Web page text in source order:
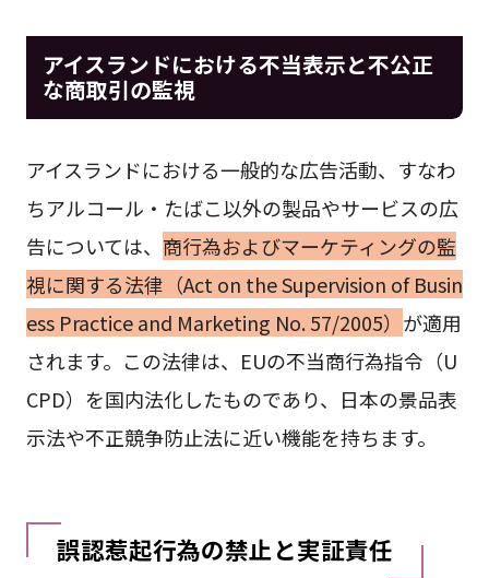
アイスランドにおける不当表示と不公正
な商取引の監視
アイスランドにおける一般的な広告活動、すなわ
ちアルコール・たばこ以外の製品やサービスの広
告については、 商行為およびマーケティングの監
視に関する法律（Act on the Supervision of Busin
ess Practice and Marketing No. 57/2005） が適用
されます。この法律は、EUの不当商行為指令（U
CPD）を国内法化したものであり、日本の景品表
示法や不正競争防止法に近い機能を持ちます。
誤認惹起行為の禁止と実証責任